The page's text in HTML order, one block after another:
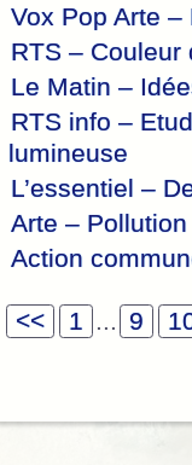
Vox Pop Arte
RTS – Couleur
Le Matin –
RTS info –
lumineuse
L’essentiel –
Arte –
Action
<< 1 ... 9